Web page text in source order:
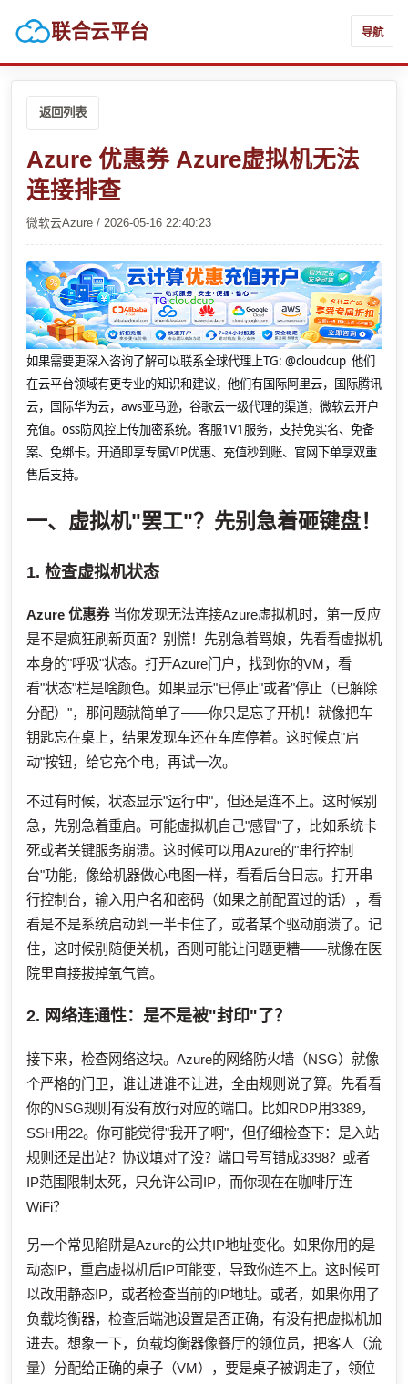
联合云平台 导航
返回列表
Azure 优惠券 Azure虚拟机无法
连接排查
微软云Azure / 2026-05-16 22:40:23
如果需要更深入咨询了解可以联系全球代理上TG: @cloudcup 他们
在云平台领域有更专业的知识和建议，他们有国际阿里云，国际腾讯
云，国际华为云，aws亚马逊，谷歌云一级代理的渠道，微软云开户
充值。oss防风控上传加密系统。客服1V1服务，支持免实名、免备
案、免绑卡。开通即享专属VIP优惠、充值秒到账、官网下单享双重
售后支持。
一、虚拟机"罢工"？先别急着砸键盘！
1. 检查虚拟机状态
Azure 优惠券当你发现无法连接Azure虚拟机时，第一反应
是不是疯狂刷新页面？别慌！先别急着骂娘，先看看虚拟机
本身的"呼吸"状态。打开Azure门户，找到你的VM，看
看"状态"栏是啥颜色。如果显示"已停止"或者"停止（已解除
分配）"，那问题就简单了——你只是忘了开机！就像把车
钥匙忘在桌上，结果发现车还在车库停着。这时候点"启
动"按钮，给它充个电，再试一次。
不过有时候，状态显示"运行中"，但还是连不上。这时候别
急，先别急着重启。可能虚拟机自己"感冒"了，比如系统卡
死或者关键服务崩溃。这时候可以用Azure的"串行控制
台"功能，像给机器做心电图一样，看看后台日志。打开串
行控制台，输入用户名和密码（如果之前配置过的话），看
看是不是系统启动到一半卡住了，或者某个驱动崩溃了。记
住，这时候别随便关机，否则可能让问题更糟——就像在医
院里直接拔掉氧气管。
2. 网络连通性：是不是被"封印"了？
接下来，检查网络这块。Azure的网络防火墙（NSG）就像
个严格的门卫，谁让进谁不让进，全由规则说了算。先看看
你的NSG规则有没有放行对应的端口。比如RDP用3389，
SSH用22。你可能觉得"我开了啊"，但仔细检查下：是入站
规则还是出站？协议填对了没？端口号写错成3398？或者
IP范围限制太死，只允许公司IP，而你现在在咖啡厅连
WiFi？
另一个常见陷阱是Azure的公共IP地址变化。如果你用的是
动态IP，重启虚拟机后IP可能变，导致你连不上。这时候可
以改用静态IP，或者检查当前的IP地址。或者，如果你用了
负载均衡器，检查后端池设置是否正确，有没有把虚拟机加
进去。想象一下，负载均衡器像餐厅的领位员，把客人（流
量）分配给正确的桌子（VM），要是桌子被调走了，领位